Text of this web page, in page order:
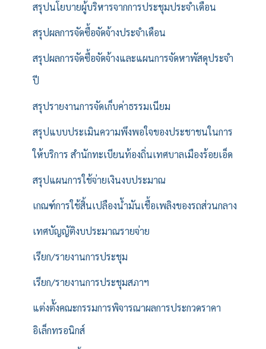
สรุปนโยบายผู้บริหารจากการประชุมประจำเดือน
สรุปผลการจัดซื้อจัดจ้างประจำเดือน
สรุปผลการจัดซื้อจัดจ้างและแผนการจัดหาพัสดุประจำ
ปี
สรุปรายงานการจัดเก็บค่าธรรมเนียม
สรุปแบบประเมินความพึงพอใจของประชาชนในการ
ให้บริการ สำนักทะเบียนท้องถิ่นเทศบาลเมืองร้อยเอ็ด
สรุปแผนการใช้จ่ายเงินงบประมาณ
เกณฑ์การใช้สิ้นเปลืองน้ำมันเชื้อเพลิงของรถส่วนกลาง
เทศบัญญัติงบประมาณรายจ่าย
เรียก/รายงานการประชุม
เรียก/รายงานการประชุมสภาฯ
แต่งตั้งคณะกรรมการพิจารณาผลการประกวดราคา
อิเล็กทรอนิกส์